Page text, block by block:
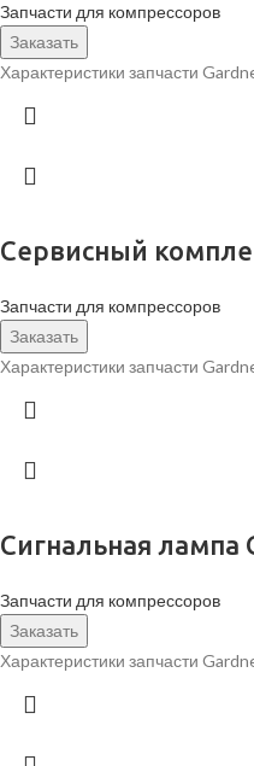
Запчасти для компрессоров
Заказать
Характеристики запчасти
Сервисный
Запчасти для компрессоров
Заказать
Характеристики запчасти
Сигнальная лампа
Запчасти для компрессоров
Заказать
Характеристики запчасти